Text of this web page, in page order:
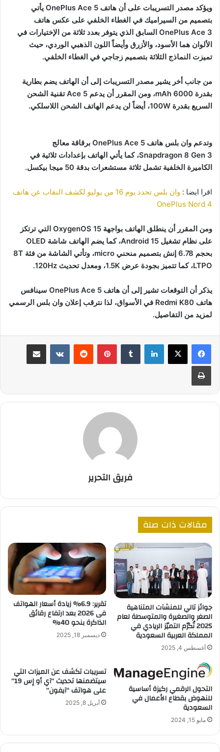
ويؤكد مصدر التسريبات على أن هاتف OnePlus Ace 5 يأتي
بتصميم من السيراميك في الغطاء الخلفي على عكس هاتف
OnePlus Ace 3 السابق الذي يتوفر بعدد ثلاثة من الإختيارات في
الألوان هما الأسود، والأزرق وأيضاً اللون الذهبي الوردي، حيث
تميزت النماذج الثلاثة بتصميم زجاجي في الغطاء الخلفي.
من جانب أخر يشير مصدر التسريبات إلى أن الهاتف يضم بطارية
بقدرة 6000 mAh، ومن المقرر أن يدعم Ace 5 تقنية الشحن
السريع بقدرة 100W، أيضاً لن يدعم الهاتف الشحن اللاسلكي.
وتدعم وان بلس هاتف OnePlus Ace 5 برقاقة معالج
Snapdragon 8 Gen 3، كما يأتي الهاتف بإعدادات ثلاثية في
الكاميرة الخلفية تشمل ثلاثة مستشعرات بدقة 50 ميجا بيكسل.
اقرا ايضا :
وان بلس تحدد يوم 16 من يوليو لكشف النقاب عن هاتف
OnePlus Nord 4
ومن المقرر أن ينطلق الهاتف بواجهة OxygenOS 15 التي ترتكز
على نظام تشغيل Android 15، كما يضم الهاتف شاشة OLED
بحجم 6.78 إنش بتصميم منحني micro، وتأتي الشاشة من فئة 8T
LTPO، كما تتميز بجودة عرض 1.5K، ومعدل تحديث 120Hz.
يذكر أن التوقعات تشير إلى أن هاتف OnePlus Ace 5 سينافس
هاتف Redmi K80 في الأسواق، لذا نترقب إعلان وان بلس الرسمي
لمزيد من التفاصيل.
لينكدإن بينتيريست
فريق التحرير
مقالات ذات صلة
جوائز تالي للمنشآت المتناهية
الصغر والصغيرة والمتوسطة لعام
2025 تُكرّم التميّز الريادي في
المملكة العربية السعودية
أغسطس 4, 2025
تقرير: 6.9% زيادة أسعار الهواتف
فى 2026 بعد ارتفاع رقائق
الذاكرة بنحو 40%
ديسمبر 18, 2025
التحول الرقمي ركيزة أساسية
للنهوض بقطاع الأعمال في
السعودية
مايو 15, 2024
تسريبات تكشف عن الميزات التي
سيتضمنها تحديث “آي أو إس 19”
على هواتف “آيفون”
أبريل 8, 2025